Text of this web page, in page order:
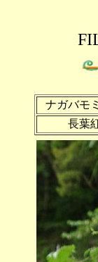
ナガバモ
長葉